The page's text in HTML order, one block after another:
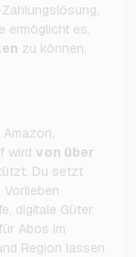
ermöglicht es,
zu können,
wird von über
Du setzt
digitale Güter
Abos im
Region lassen